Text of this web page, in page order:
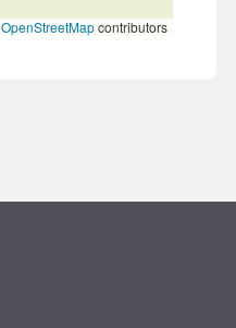
OpenStreetMapcontributors